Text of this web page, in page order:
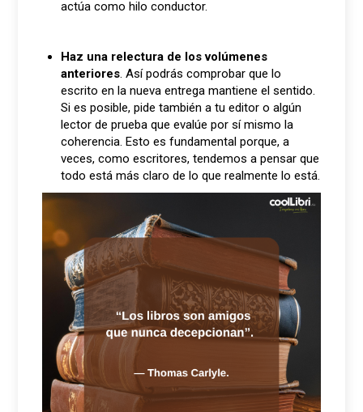
actúa como hilo conductor.
Haz una relectura de los volúmenes
anteriores. Así podrás comprobar que lo
escrito en la nueva entrega mantiene el sentido.
Si es posible, pide también a tu editor o algún
lector de prueba que evalúe por sí mismo la
coherencia. Esto es fundamental porque, a
veces, como escritores, tendemos a pensar que
todo está más claro de lo que realmente lo está.